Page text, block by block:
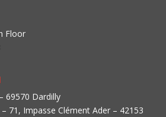
Floor
69570 Dardilly
71, Impasse Clément Ader – 42153